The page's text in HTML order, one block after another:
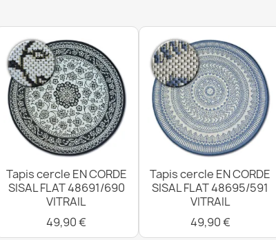
Tapis EN CORDE SISAL SION A5165A Mélange
vert
12,90 €
Tapis cercle EN CORDE
SISAL FLAT 48691/690
VITRAIL
49,90 €
Tapis cercle EN CORDE
SISAL FLAT 48695/591
VITRAIL
49,90 €